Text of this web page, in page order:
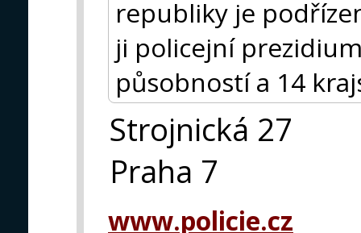
republiky je
ji policejní
působností a 14
Strojnická 27
Praha 7
www.policie.cz